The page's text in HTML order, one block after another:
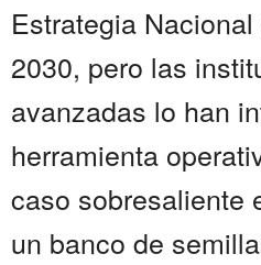
Estrategia
2030, pero las
avanzadas lo han
herramienta
caso sobresaliente
un banco de